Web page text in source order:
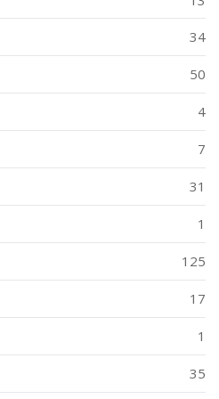
34
50
4
7
31
1
125
17
1
35